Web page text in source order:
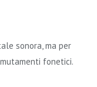
sonora, ma per
fonetici.